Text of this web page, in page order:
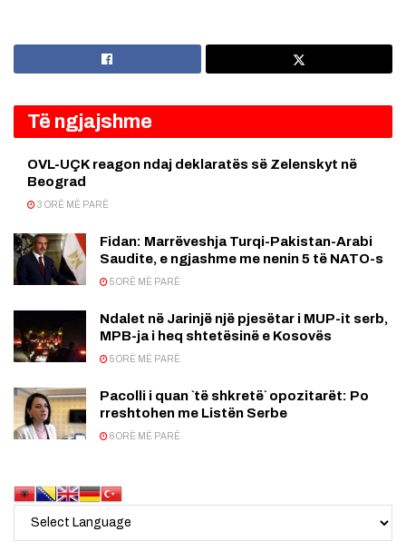
Të ngjajshme
OVL-UÇK reagon ndaj deklaratës së Zelenskyt në
Beograd
3 ORË MË PARË
Fidan: Marrëveshja Turqi-Pakistan-Arabi
Saudite, e ngjashme me nenin 5 të NATO-s
5 ORË MË PARË
Ndalet në Jarinjë një pjesëtar i MUP-it serb,
MPB-ja i heq shtetësinë e Kosovës
5 ORË MË PARË
Pacolli i quan `të shkretë` opozitarët: Po
rreshtohen me Listën Serbe
6 ORË MË PARË